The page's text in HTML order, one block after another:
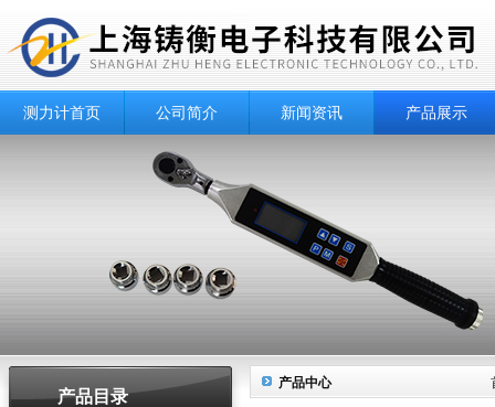
测力计首页 公司简介 新闻资讯 产品展示
产品目录
产品中心